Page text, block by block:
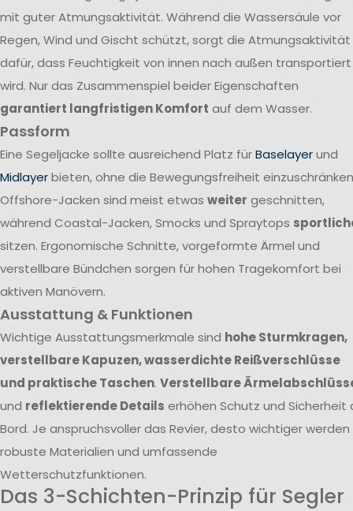
mit guter Atmungsaktivität. Während die Wassersäule vor
Regen, Wind und Gischt schützt, sorgt die Atmungsaktivität
dafür, dass Feuchtigkeit von innen nach außen transportiert
wird. Nur das Zusammenspiel beider Eigenschaften
garantiert langfristigen Komfort auf dem Wasser.
Passform
Eine Segeljacke sollte ausreichend Platz fürBaselayerund
Midlayerbieten, ohne die Bewegungsfreiheit
Offshore-Jacken sind meist etwas weiter geschnitten,
während Coastal-Jacken, Smocks und Spraytops
sitzen. Ergonomische Schnitte, vorgeformte Ärmel und
verstellbare Bündchen sorgen für hohen Tragekomfort bei
aktiven Manövern.
Ausstattung & Funktionen
Wichtige Ausstattungsmerkmale sind hohe Sturmkragen,
verstellbare Kapuzen, wasserdichte Reißverschlüsse
und praktische Taschen. Verstellbare
und reflektierende Details erhöhen Schutz und Sicherheit
Bord. Je anspruchsvoller das Revier, desto wichtiger werden
robuste Materialien und umfassende
Wetterschutzfunktionen.
Das 3-Schichten-Prinzip für Segler